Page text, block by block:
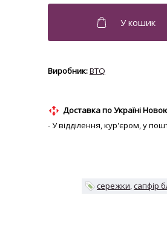
BTQ
Доставка по Україні
- У відділення, кур'єром, у
сережки сапфір